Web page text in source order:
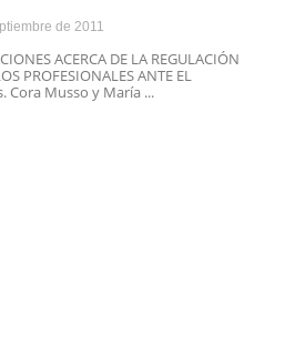
de 2011
ACERCA DE LA REGULACIÓN
PROFESIONALES ANTE EL
Cora Musso y María ...